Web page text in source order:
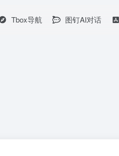
Tbox导航 图钉AI对话